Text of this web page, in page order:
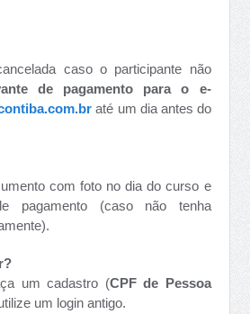
caso o participante não
de pagamento para o e-
até um dia antes do
com foto no dia do curso e
pagamento (caso não tenha
um cadastro (CPF de Pessoa
um login antigo.